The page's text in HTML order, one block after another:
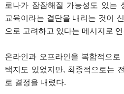
로나가 잠잠해질 가능성도 있는
교육이라는 결단을 내리는 것이
으로 고려하고 있다는 메시지로
온라인과 오프라인을 복합적으
택지도 있었지만, 최종적으로는
로 결정을 내렸다.